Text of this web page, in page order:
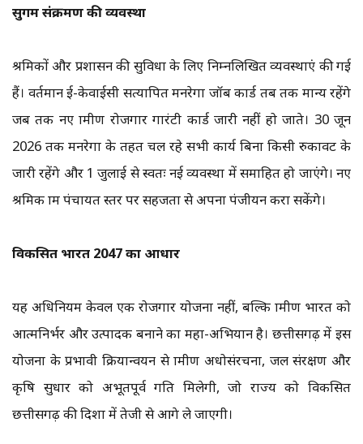
सुगम संक्रमण की व्यवस्था
श्रमिकों और प्रशासन की सुविधा के लिए निम्नलिखित व्यवस्थाएं की गई
हैं। वर्तमान ई-केवाईसी सत्यापित मनरेगा जॉब कार्ड तब तक मान्य रहेंगे
जब तक नए ग्रामीण रोजगार गारंटी कार्ड जारी नहीं हो जाते। 30 जून
2026 तक मनरेगा के तहत चल रहे सभी कार्य बिना किसी रुकावट के
जारी रहेंगे और 1 जुलाई से स्वतः नई व्यवस्था में समाहित हो जाएंगे। नए
श्रमिक ग्राम पंचायत स्तर पर सहजता से अपना पंजीयन करा सकेंगे।
विकसित भारत 2047 का आधार
यह अधिनियम केवल एक रोजगार योजना नहीं, बल्कि ग्रामीण भारत को
आत्मनिर्भर और उत्पादक बनाने का महा-अभियान है। छत्तीसगढ़ में इस
योजना के प्रभावी क्रियान्वयन से ग्रामीण अधोसंरचना, जल संरक्षण और
कृषि सुधार को अभूतपूर्व गति मिलेगी, जो राज्य को विकसित
छत्तीसगढ़ की दिशा में तेजी से आगे ले जाएगी।